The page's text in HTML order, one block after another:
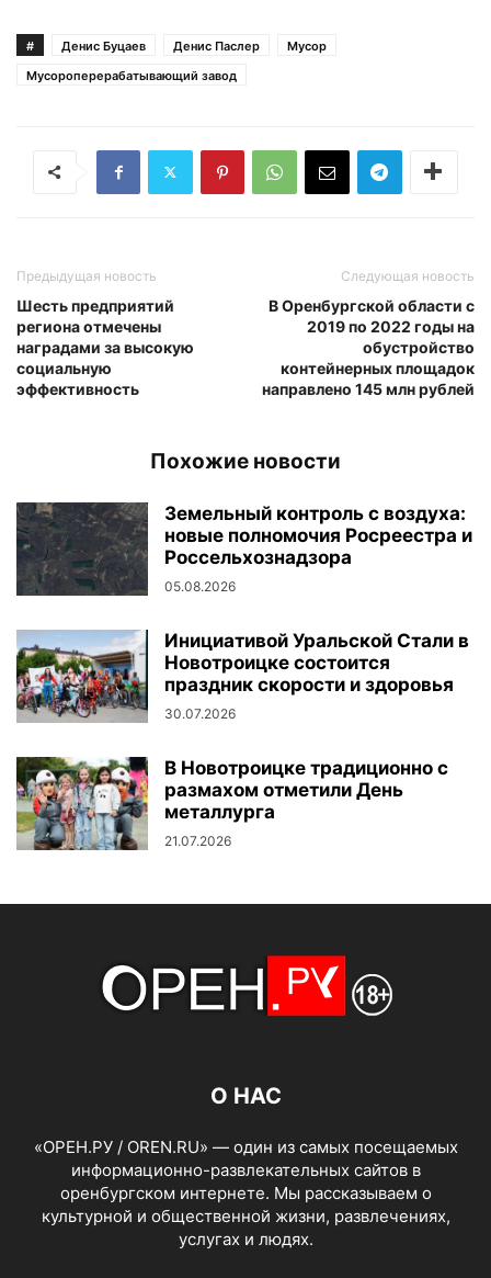
# Денис Буцаев Денис Паслер
Мусор
Мусороперерабатывающий завод
Предыдущая новость
Шесть предприятий
региона отмечены
наградами за высокую
социальную
эффективность
Следующая новость
В Оренбургской области с
2019 по 2022 годы на
обустройство
контейнерных площадок
направлено 145 млн рублей
Похожие новости
Земельный контроль с воздуха:
новые полномочия Росреестра и
Россельхознадзора
05.08.2026
Инициативой Уральской Стали в
Новотроицке состоится
праздник скорости и здоровья
30.07.2026
В Новотроицке традиционно с
размахом отметили День
металлурга
21.07.2026
О НАС
«ОРЕН.РУ / OREN.RU» — один из самых посещаемых
информационно-развлекательных сайтов в
оренбургском интернете. Мы рассказываем о
культурной и общественной жизни, развлечениях,
услугах и людях.